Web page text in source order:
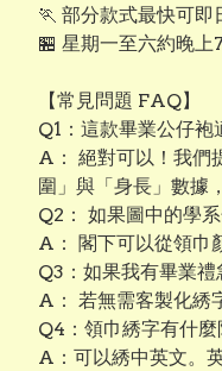
🏃 部分款式最快可
🏪 星期一至六約晚上
【常見問題 FAQ】
Q1：這款畢業公仔
A： 絕對可以！我們
圍」與「身長」數據
Q2： 如果圖中的學
A： 閣下可以從領巾
Q3：如果我有畢業
A： 若無需客製化綉
Q4：領巾綉字有什
A：可以綉中英文。